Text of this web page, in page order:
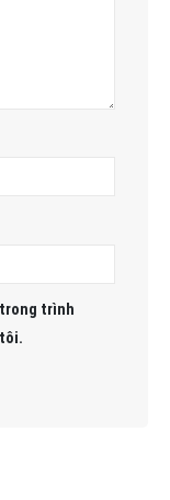
trong trình